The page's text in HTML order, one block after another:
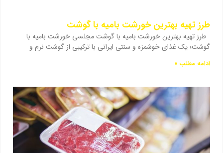
طرز تهیه بهترین خورشت بامیه با گوشت
طرز تهیه بهترین خورشت بامیه با گوشت مجلسی خورشت بامیه با
گوشت؛ یک غذای خوشمزه و سنتی ایرانی با ترکیبی از گوشت نرم و
ادامه مطلب »